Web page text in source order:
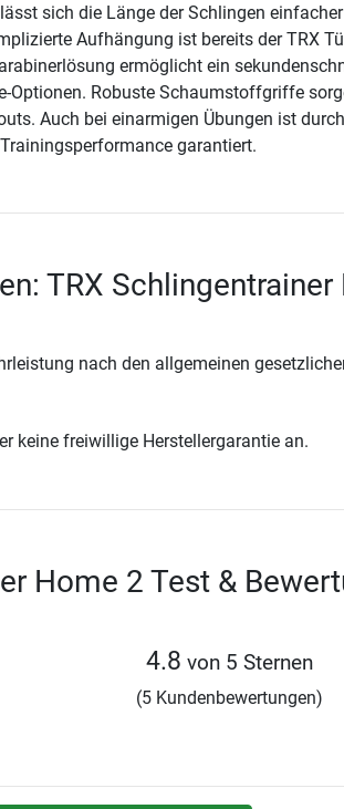
sich die Länge der Schlingen
Aufhängung ist bereits der TRX
ermöglicht ein
Optionen. Robuste Schaumstoffgriffe
Auch bei einarmigen Übungen ist
garantiert.
TRX Schlingentrainer
nach den allgemeinen
keine freiwillige Herstellergarantie an.
Home 2 Test &
4.8 von 5 Sternen
(5 Kundenbewertungen)